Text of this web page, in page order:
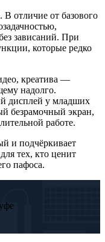
отличие от базового
зависаний. При
которые редко
креатива —
надолго.
дисплей у младших
безрамочный экран,
работе.
и подчёркивает
тех, кто ценит
пафоса.